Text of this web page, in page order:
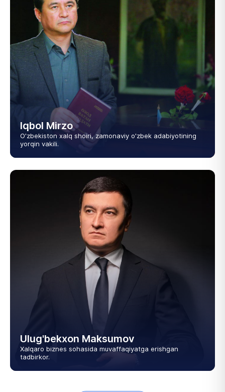
Iqbol Mirzo
O'zbekiston xalq shoiri, zamonaviy o'zbek adabiyotining
yorqin vakili.
Ulug'bekxon Maksumov
Xalqaro biznes sohasida muvaffaqiyatga erishgan
tadbirkor.